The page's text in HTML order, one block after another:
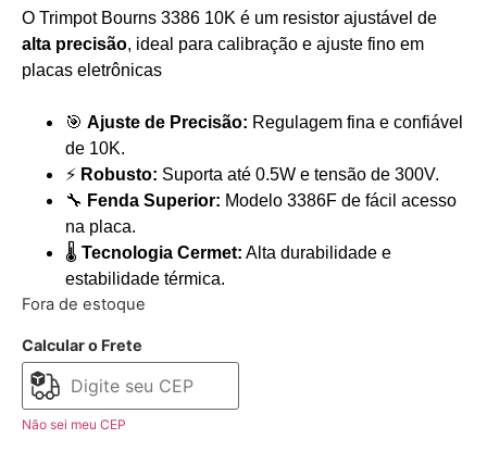
O Trimpot Bourns 3386 10K é um resistor ajustável de
alta precisão, ideal para calibração e ajuste fino em
placas eletrônicas
🎯 Ajuste de Precisão: Regulagem fina e confiável
de 10K.
⚡ Robusto: Suporta até 0.5W e tensão de 300V.
🔧 Fenda Superior: Modelo 3386F de fácil acesso
na placa.
🌡️ Tecnologia Cermet: Alta durabilidade e
estabilidade térmica.
Fora de estoque
Calcular o Frete
Não sei meu CEP